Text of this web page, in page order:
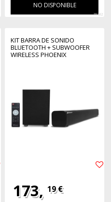
NO DISPONIBLE
38382
KIT BARRA DE SONIDO
BLUETOOTH + SUBWOOFER
WIRELESS PHOENIX
DISTANCIA - PANTALLA LED -
COLOR NEGRO
173, 19 €